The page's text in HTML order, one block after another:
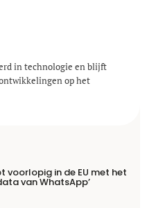
in technologie en blijft
op het
voorlopig in de EU met het
van WhatsApp’